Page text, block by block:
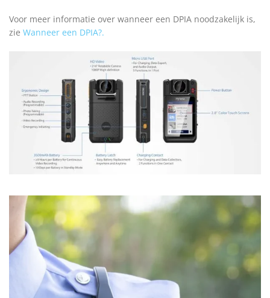
Voor meer informatie over wanneer een DPIA noodzakelijk is,
zie Wanneer een DPIA?.